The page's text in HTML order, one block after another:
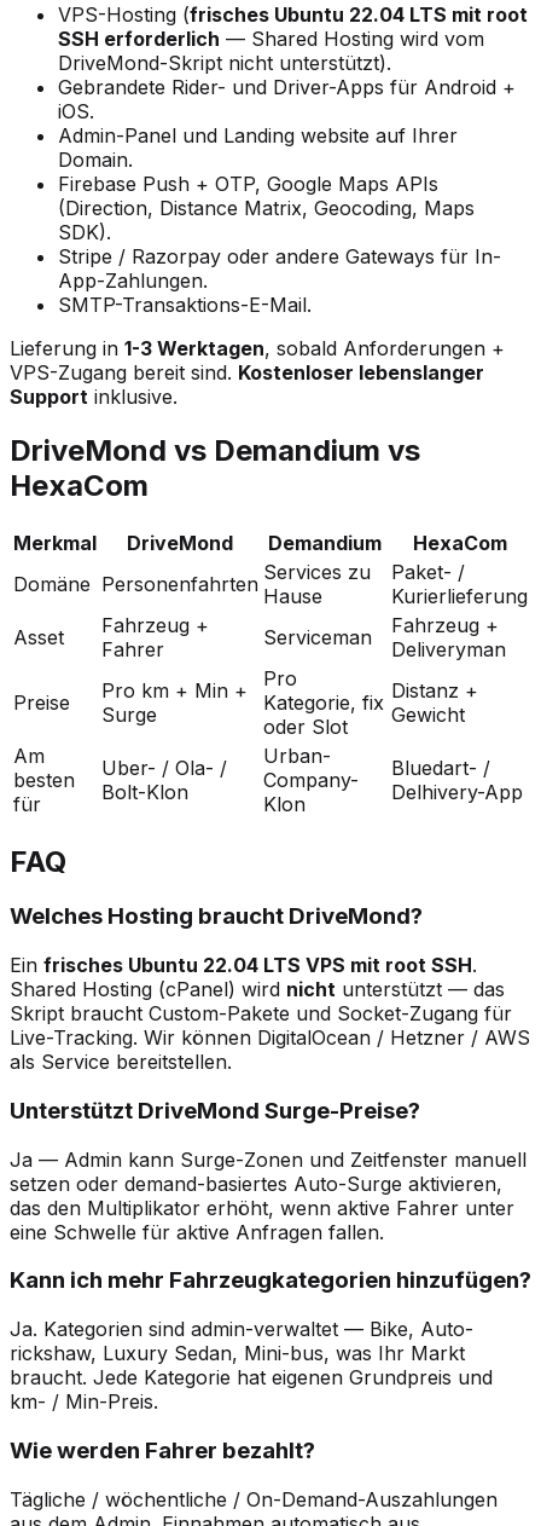
VPS-Hosting (frisches Ubuntu 22.04 LTS mit root
SSH erforderlich — Shared Hosting wird vom
DriveMond-Skript nicht unterstützt).
Gebrandete Rider- und Driver-Apps für Android +
iOS.
Admin-Panel und Landing website auf Ihrer
Domain.
Firebase Push + OTP, Google Maps APIs
(Direction, Distance Matrix, Geocoding, Maps
SDK).
Stripe / Razorpay oder andere Gateways für In-
App-Zahlungen.
SMTP-Transaktions-E-Mail.
Lieferung in 1-3 Werktagen, sobald Anforderungen +
VPS-Zugang bereit sind. Kostenloser lebenslanger
Support inklusive.
DriveMond vs Demandium vs
HexaCom
Merkmal DriveMond Demandium
HexaCom
Domäne Personenfahrten Services zu
Hause
Paket- /
Kurierlieferung
Asset
Fahrzeug +
Fahrer
Serviceman
Fahrzeug +
Deliveryman
Preise
Pro km + Min +
Surge
Pro
Kategorie, fix
oder Slot
Distanz +
Gewicht
Am
besten
für
Uber- / Ola- /
Bolt-Klon
Urban-
Company-
Klon
Bluedart- /
Delhivery-App
FAQ
Welches Hosting braucht DriveMond?
Ein frisches Ubuntu 22.04 LTS VPS mit root SSH.
Shared Hosting (cPanel) wird nicht unterstützt — das
Skript braucht Custom-Pakete und Socket-Zugang für
Live-Tracking. Wir können DigitalOcean / Hetzner / AWS
als Service bereitstellen.
Unterstützt DriveMond Surge-Preise?
Ja — Admin kann Surge-Zonen und Zeitfenster manuell
setzen oder demand-basiertes Auto-Surge aktivieren,
das den Multiplikator erhöht, wenn aktive Fahrer unter
eine Schwelle für aktive Anfragen fallen.
Kann ich mehr Fahrzeugkategorien hinzufügen?
Ja. Kategorien sind admin-verwaltet — Bike, Auto-
rickshaw, Luxury Sedan, Mini-bus, was Ihr Markt
braucht. Jede Kategorie hat eigenen Grundpreis und
km- / Min-Preis.
Wie werden Fahrer bezahlt?
Tägliche / wöchentliche / On-Demand-Auszahlungen